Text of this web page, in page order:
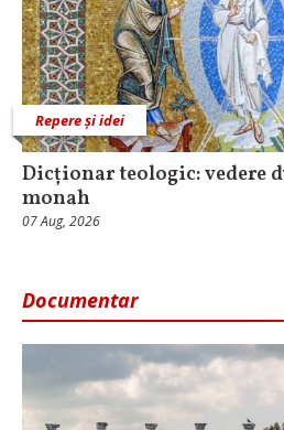
Repere și idei
Dicționar teologic: vedere
monah
07 Aug, 2026
Documentar